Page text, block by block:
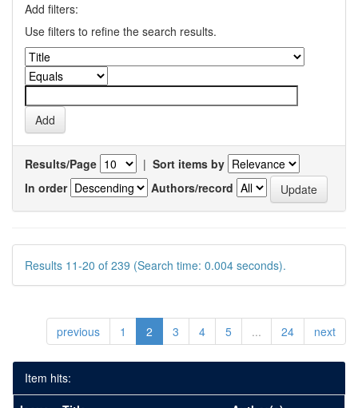
Add filters:
Use filters to refine the search results.
Results/Page | Sort items by
In order
Authors/record
Results 11-20 of 239 (Search time: 0.004 seconds).
previous 1 2 3 4 5 ... 24 next
Item hits: